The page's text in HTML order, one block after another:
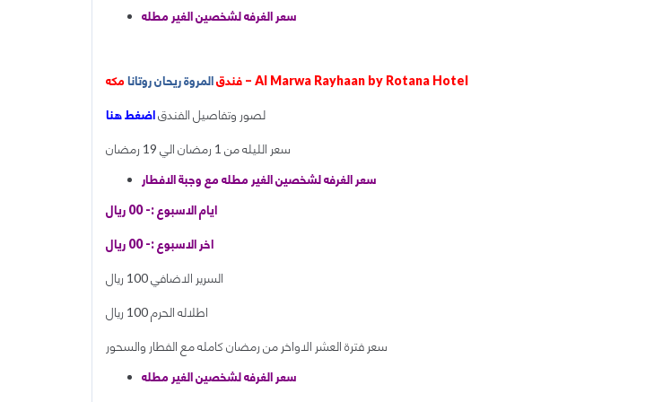
سعر الغرفه لشخصين الغير مطله
فندقالمروة ريحان روتانا مكه – Al Marwa Rayhaan by Rotana Hotel
لصور وتفاصيل الفندقاضغط هنا
سعر الليله من 1 رمضان الي 19 رمضان
سعر الغرفه لشخصين الغير مطله مع وجبة الافطار
ايام الاسبوع :- 00 ريال
اخر الاسبوع :- 00 ريال
السرير الاضافي 100 ريال
اطلاله الحرم 100 ريال
سعر فترة العشر الاواخر من رمضان كامله مع الفطار والسحور
سعر الغرفه لشخصين الغير مطله